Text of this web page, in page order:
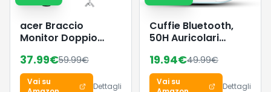
acer Braccio
Monitor Doppio
17"-32"
37.99€59.99€
Vai su
Dettagli
Cuffie Bluetooth,
50H Auricolari
Stereo, Cuffie
Wireless
19.94€49.99€
Vai su
Dettagli